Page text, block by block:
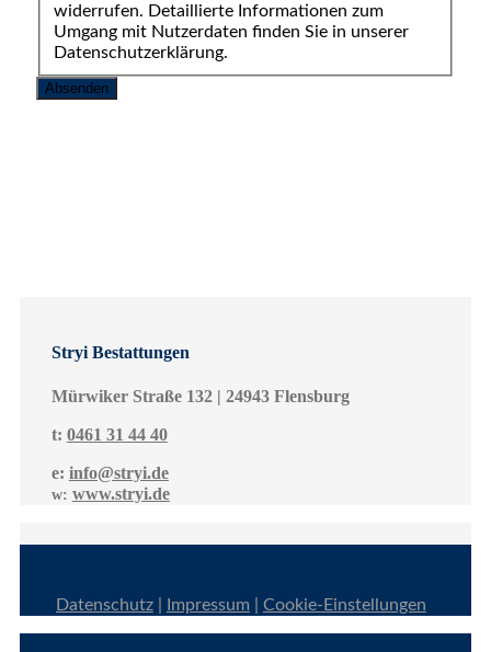
widerrufen. Detaillierte Informationen zum
Umgang mit Nutzerdaten finden Sie in unserer
Datenschutzerklärung.
Absenden
Stryi Bestattungen
Mürwiker Straße 132 | 24943 Flensburg
t: 0461 31 44 40
e: info@stryi.de
w: www.stryi.de
Datenschutz| Impressum Cookie-Einstellungen